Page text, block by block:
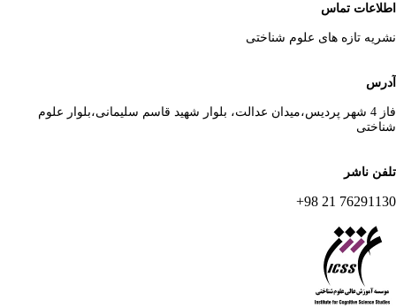
تماس
تازه های علوم شناختی
فاز 4 شهر پردیس،میدان عدالت، بلوار شهید قاسم سلیمانی،بلوار علوم
ناشر
76291130 21